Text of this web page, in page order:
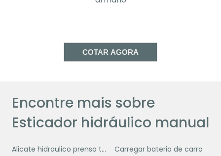
suportar condições adversas de trabalho,
útil e reduzindo a necessidade de
manutenção frequente.
minimiza o risco de acidentes,
proporcionando uma operação mais segura
para o usuário. O controle de força reduz a
tensionados.
COTAR AGORA
Encontre mais sobre
Esticador hidráulico manual
Alicate hidraulico prensa terminal
Carregar bateria de carro